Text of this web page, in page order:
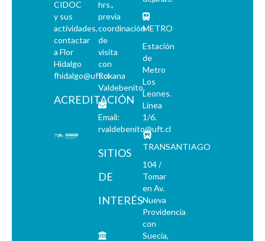
CIDOC
y sus
actividades,
contactar
a Flor
Hidalgo
fhidalgo@uft.cl
ACREDITACIÓN
hrs.,
previa
coordinación
de
visita
con
Roxana
Valdebenito.
Email:
rvaldebenito@uft.cl
SITIOS
DE
INTERÉS
METRO
Estación
de
Metro
Los
Leones.
Línea
1/6.
TRANSANTIAGO
104 /
Tomar
en Av.
Nueva
Providencia
con
Suecia,